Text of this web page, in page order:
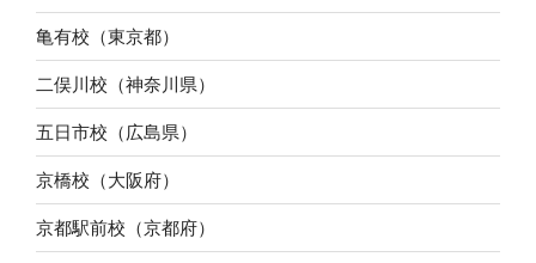
亀有校（東京都）
二俣川校（神奈川県）
五日市校（広島県）
京橋校（大阪府）
京都駅前校（京都府）